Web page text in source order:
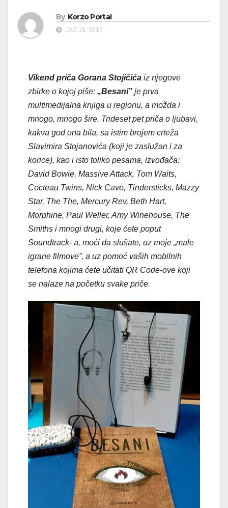
By Korzo Portal
ЈУЛ 15, 2016
Vikend priča Gorana Stojičića iz njegove
zbirke o kojoj piše: „Besani” je prva
multimedijalna knjiga u regionu, a možda i
mnogo, mnogo šire. Trideset pet priča o ljubavi,
kakva god ona bila, sa istim brojem crteža
Slavimira Stojanovića (koji je zaslužan i za
korice), kao i isto toliko pesama, izvođača:
David Bowie, Massive Attack, Tom Waits,
Cocteau Twins, Nick Cave, Tindersticks, Mazzy
Star, The The, Mercury Rev, Beth Hart,
Morphine, Paul Weller, Amy Winehouse, The
Smiths i mnogi drugi, koje ćete poput
Soundtrack- a, moći da slušate, uz moje „male
igrane filmove”, a uz pomoć vaših mobilnih
telefona kojima ćete učitati QR Code-ove koji
se nalaze na početku svake priče.